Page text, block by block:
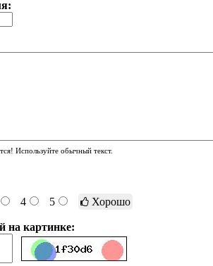
Используйте обычный текст.
4 5 Хорошо
на картинке: